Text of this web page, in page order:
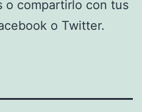
o compartirlo con tus
o Twitter.